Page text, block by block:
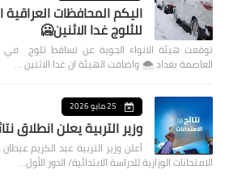
اليكم المحافظات
للثلوج غدا الاثنين🥶
توقعت هيئة الانواء الجوية عن تساقط ثلوج
العاصمة بغداد ⁦🌨️⁩ واضافت الهيئة ان غدا الاثنين …
25 مايو 2026
وزير التربية يعلن انطلاق
أعلن وزير التربية عبد الكريم عبطان
الامتحانات الوزارية للدراسة الابتدائية/ الدور الأول…